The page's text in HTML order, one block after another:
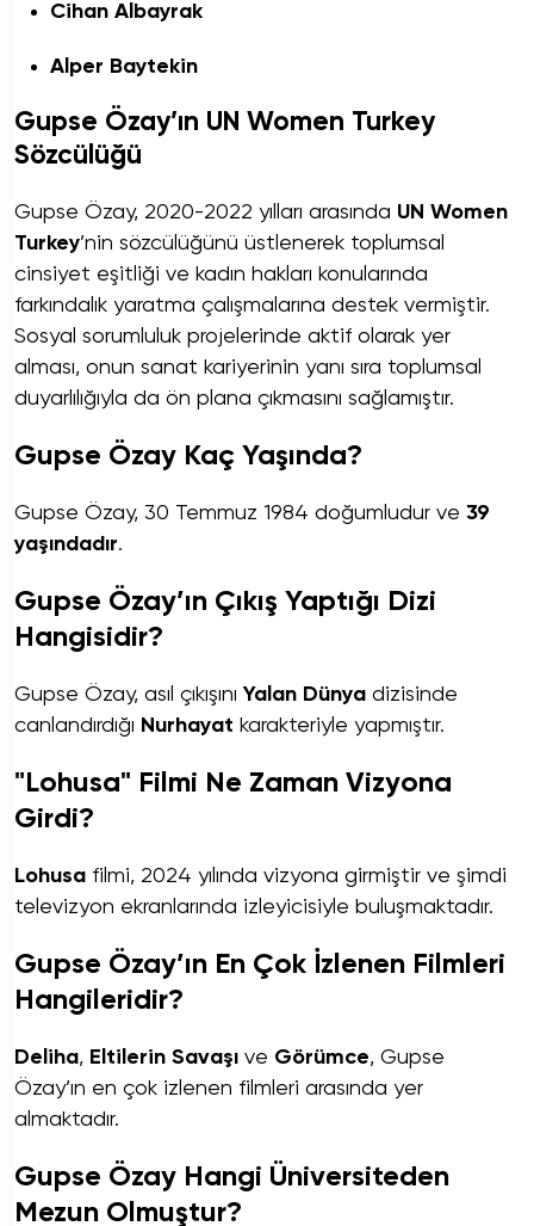
Cihan Albayrak
Alper Baytekin
Gupse Özay’ın UN Women Turkey
Sözcülüğü
Gupse Özay, 2020-2022 yılları arasında UN Women
Turkey’nin sözcülüğünü üstlenerek toplumsal
cinsiyet eşitliği ve kadın hakları konularında
farkındalık yaratma çalışmalarına destek vermiştir.
Sosyal sorumluluk projelerinde aktif olarak yer
alması, onun sanat kariyerinin yanı sıra toplumsal
duyarlılığıyla da ön plana çıkmasını sağlamıştır.
Gupse Özay Kaç Yaşında?
Gupse Özay, 30 Temmuz 1984 doğumludur ve 39
yaşındadır.
Gupse Özay’ın Çıkış Yaptığı Dizi
Hangisidir?
Gupse Özay, asıl çıkışını Yalan Dünya dizisinde
canlandırdığı Nurhayat karakteriyle yapmıştır.
"Lohusa" Filmi Ne Zaman Vizyona
Girdi?
Lohusa filmi, 2024 yılında vizyona girmiştir ve şimdi
televizyon ekranlarında izleyicisiyle buluşmaktadır.
Gupse Özay’ın En Çok İzlenen Filmleri
Hangileridir?
Deliha, Eltilerin Savaşı ve Görümce, Gupse
Özay’ın en çok izlenen filmleri arasında yer
almaktadır.
Gupse Özay Hangi Üniversiteden
Mezun Olmuştur?